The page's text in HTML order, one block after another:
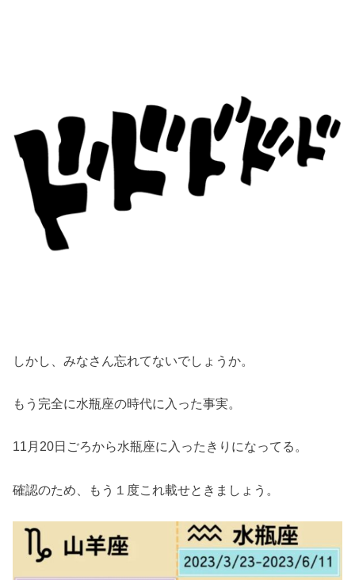
しかし、みなさん忘れてないでしょうか。
もう完全に水瓶座の時代に入った事実。
11月20日ごろから水瓶座に入ったきりになってる。
確認のため、もう１度これ載せときましょう。